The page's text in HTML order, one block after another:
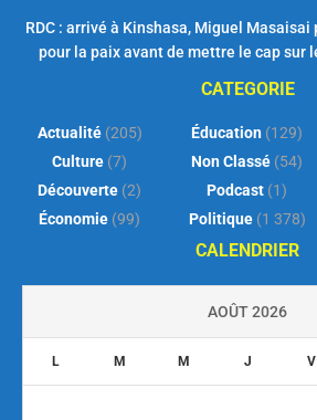
RDC : arrivé à Kinshasa, Miguel
pour la paix avant de mettre le cap sur
CATEGORIE
Actualité(205)
Culture (7)
Découverte (2)
Économie (99)
Éducation (129)
Non Classé (54)
Podcast (1)
Politique(1 378)
CALENDRIER
AOÛT 2026
L M M J V